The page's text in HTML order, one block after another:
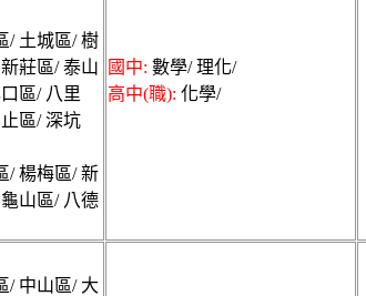
/ 土城區/ 樹
莊區/ 泰山
區/ 八里
區/ 深坑
/ 楊梅區/ 新
山區/ 八德
國中: 數學/ 理化/
高中(職): 化學/
/ 中山區/ 大